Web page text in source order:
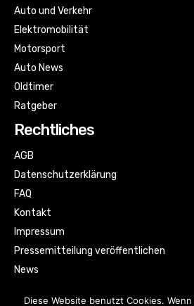
Auto und Verkehr
Elektromobilität
Motorsport
Auto News
Oldtimer
Ratgeber
Rechtliches
AGB
Datenschutzerklärung
FAQ
Kontakt
Impressum
Pressemitteilung veröffentlichen
News
Diese Website benutzt Cookies.